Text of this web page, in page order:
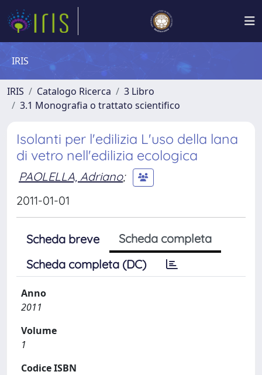
IRIS
IRIS Catalogo Ricerca
3 Libro
3.1 Monografia o trattato scientifico
Isolanti per l'edilizia L'uso della lana
di vetro nell'edilizia ecologica
PAOLELLA, Adriano;
2011-01-01
Scheda breve
Scheda completa
Scheda completa (DC)
Anno
2011
Volume
1
Codice ISBN